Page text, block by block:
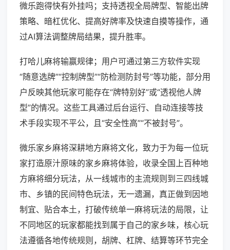
微乐跑得快有外挂吗；支持透视全局牌型、智能出牌
策略、暗杠优化、提高好牌率及快速自摸等操作，通
过AI算法调整牌局结果，提升胜率。
打哈儿麻将输赢规律；用户可通过第三方软件实现
“随意选牌”“控制牌型”“防检测防封号”等功能，部分用
户反映其他玩家可能存在“牌特别好”或“透视他人牌
型”的情况。这些工具通过后台运行、自动连接等技
术手段实现不平公，且“安全性高”“不被封号”。
微乐家乡麻将深耕地方麻将文化，致力于为每一位玩
家打造原汁原味的家乡麻将体验，收录全国上百种地
方麻将细分玩法，从一线城市的主流规则到三四线城
市、乡镇的民间特色玩法，无一遗漏，真正做到因地
制宜、贴合本土，打破传统单一麻将玩法的局限，让
不同地区的玩家都能找到属于自己的家乡味，核心玩
法遵循各地传统规则，胡牌、杠牌、结算等环节完全